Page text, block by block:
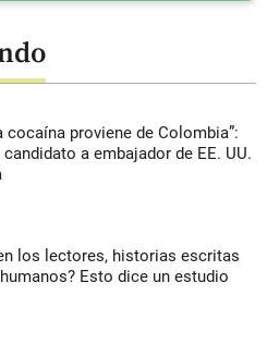
cocaína proviene de Colombia”:
a embajador de EE. UU.
los lectores, historias escritas
Esto dice un estudio